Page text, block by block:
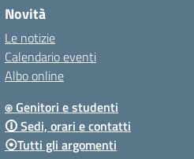
Novità
Le notizie
Calendario eventi
Albo online
⍟ Genitori e studenti
🛈 Sedi, orari e contatti
⦿Tutti gli argomenti